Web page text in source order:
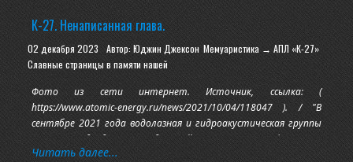
К-27. Ненаписанная глава.
02 декабря 2023 Автор: Юджин Джексон Мемуаристика → АПЛ «К-27»
Славные страницы в памяти нашей
Фото из сети интернет. Источник, ссылка: (
https://www.atomic-energy.ru/news/2021/10/04/118047 ). / "В
сентябре 2021 года водолазная и гидроакустическая группы
Центра подводных исследований Русского географического
общества провели инженерное обследование подлодки и
Читать далее...